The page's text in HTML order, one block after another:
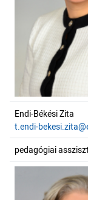
Endi-Békési Zita
t.endi-
pedagógiai